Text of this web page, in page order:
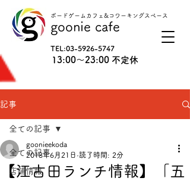
ボードゲームカフェ&コワーキングスペース
goonie cafe
TEL:03-5926-5747
13:00〜23:00 不定休
記事
全ての記事
店舗情報
全ての記事
【江古田ランチ情報】「五
goonieekoda
2018年6月21日 読了時間: 2分